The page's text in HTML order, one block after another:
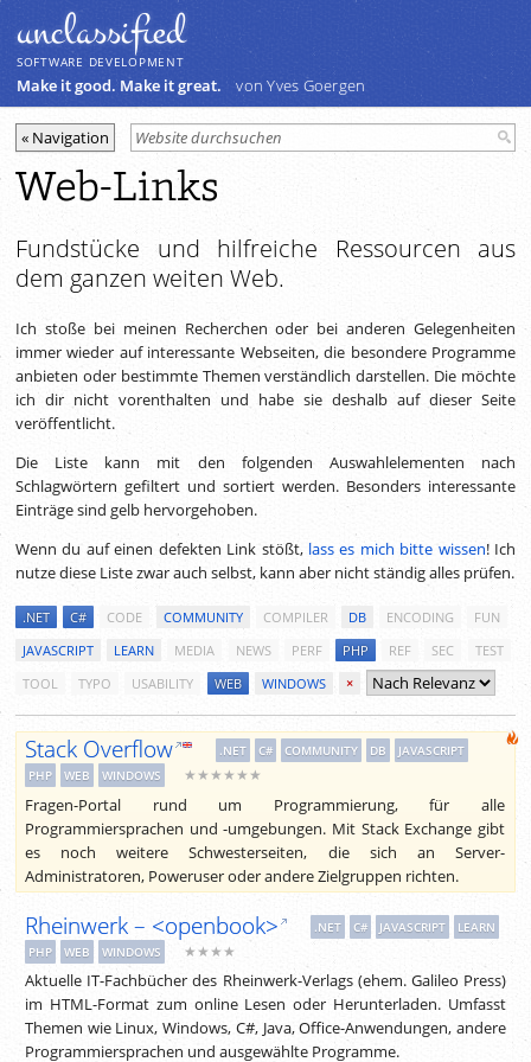
unclassiﬁed
SOFTWARE DEVELOPMENT
Make it good. Make it great. von Yves Goergen
Web-Links
Fundstücke und hilfreiche Ressourcen aus
dem ganzen weiten Web.
Ich stoße bei meinen Recherchen oder bei anderen Gelegenheiten
immer wieder auf interessante Webseiten, die besondere Programme
anbieten oder bestimmte Themen verständlich darstellen. Die möchte
ich dir nicht vorenthalten und habe sie deshalb auf dieser Seite
veröffentlicht.
Die Liste kann mit den folgenden Auswahlelementen nach
Schlagwörtern gefiltert und sortiert werden. Besonders interessante
Einträge sind gelb hervorgehoben.
Wenn du auf einen defekten Link stößt, lass es mich bitte wissen! Ich
nutze diese Liste zwar auch selbst, kann aber nicht ständig alles prüfen.
.NET C# CODE COMMUNITY COMPILER DB ENCODING
FUN
JAVASCRIPT
LEARN MEDIA NEWS PERF PHP REF SEC
TEST
TOOL
TYPO USABILITY WEB WINDOWS ×
Stack Overflow .NET C# COMMUNITY DB
JAVASCRIPT
PHP
WEB WINDOWS ★★★★★★
Fragen-Portal rund um Programmierung, für alle
Programmiersprachen und -umgebungen. Mit Stack Exchange gibt
es noch weitere Schwesterseiten, die sich an Server-
Administratoren, Poweruser oder andere Zielgruppen richten.
Rheinwerk – <openbook> .NET C# JAVASCRIPT
LEARN
PHP
WEB WINDOWS ★★★★
Aktuelle IT-Fachbücher des Rheinwerk-Verlags (ehem. Galileo Press)
im HTML-Format zum online Lesen oder Herunterladen. Umfasst
Themen wie Linux, Windows, C#, Java, Office-Anwendungen, andere
Programmiersprachen und ausgewählte Programme.